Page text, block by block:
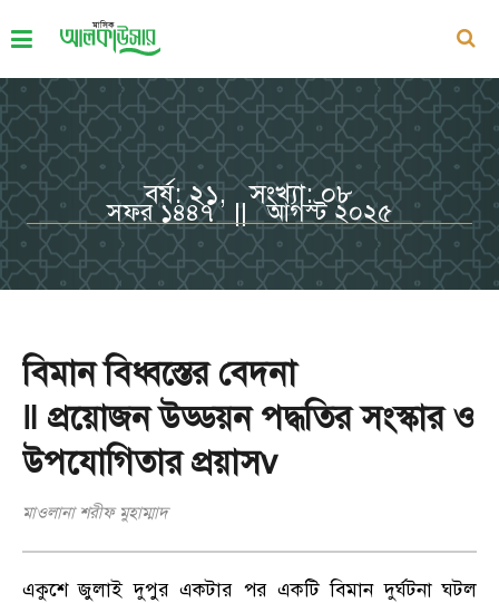
বর্ষ: ২১, সংখ্যা: ০৮
সফর ১৪৪৭ || আগস্ট ২০২৫
বিমান বিধ্বস্তের বেদনা
‖ প্রয়োজন উড্ডয়ন পদ্ধতির সংস্কার ও
উপযোগিতার প্রয়াসv
মাওলানা শরীফ মুহাম্মাদ
একুশে জুলাই দুপুর একটার পর একটি বিমান দুর্ঘটনা ঘটল